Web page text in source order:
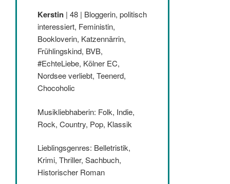
Kerstin | 48 | Bloggerin, politisch
interessiert, Feministin,
Bookloverin, Katzennärrin,
Frühlingskind, BVB,
#EchteLiebe, Kölner EC,
Nordsee verliebt, Teenerd,
Chocoholic
Musikliebhaberin: Folk, Indie,
Rock, Country, Pop, Klassik
Lieblingsgenres: Belletristik,
Krimi, Thriller, Sachbuch,
Historischer Roman